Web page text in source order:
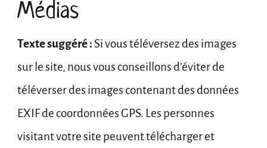
Médias
Texte suggéré : Si vous téléversez des images
sur le site, nous vous conseillons d’éviter de
téléverser des images contenant des données
EXIF de coordonnées GPS. Les personnes
visitant votre site peuvent télécharger et